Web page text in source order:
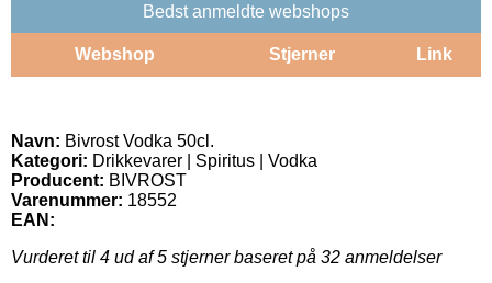
Bedst anmeldte webshops
Webshop Stjerner Link
Navn: Bivrost Vodka 50cl.
Kategori: Drikkevarer | Spiritus | Vodka
Producent: BIVROST
Varenummer: 18552
EAN:
Vurderet til 4 ud af 5 stjerner baseret på 32 anmeldelser